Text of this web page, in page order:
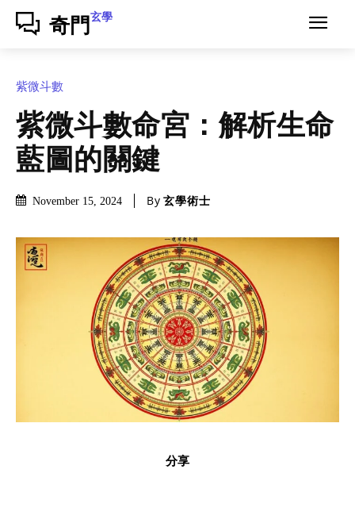
奇門 玄學
紫微斗數
紫微斗數命宮：解析生命
藍圖的關鍵
November 15, 2024 By 玄學術士
分享